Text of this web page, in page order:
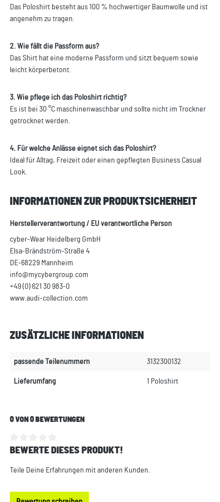
Das Poloshirt besteht aus 100 % hochwertiger Baumwolle und ist
angenehm zu tragen.
2. Wie fällt die Passform aus?
Das Shirt hat eine moderne Passform und sitzt bequem sowie
leicht körperbetont.
3. Wie pflege ich das Poloshirt richtig?
Es ist bei 30 °C maschinenwaschbar und sollte nicht im Trockner
getrocknet werden.
4. Für welche Anlässe eignet sich das Poloshirt?
Ideal für Alltag, Freizeit oder einen gepflegten Business Casual
Look.
INFORMATIONEN ZUR PRODUKTSICHERHEIT
Herstellerverantwortung / EU verantwortliche Person
cyber-Wear Heidelberg GmbH
Elsa-Brändström-Straße 4
DE-68229 Mannheim
info@mycybergroup.com
+49 (0) 621 30 983-0
www.audi-collection.com
ZUSÄTZLICHE INFORMATIONEN
passende Teilenummern 3132300132
Lieferumfang 1 Poloshirt
0 VON 0 BEWERTUNGEN
Durchschnittliche Bewertung von 0 von 5 Sternen
BEWERTE DIESES PRODUKT!
Teile Deine Erfahrungen mit anderen Kunden.